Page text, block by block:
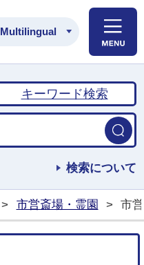
土浦市公式ホームペ
Multilingual
キーワード検索
検索について
> 市営斎場・霊園 > 市